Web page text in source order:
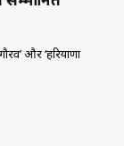
और ‘हरियाणा